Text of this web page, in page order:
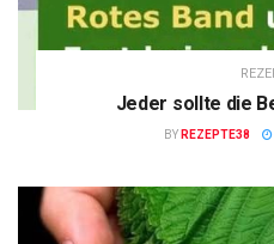
Jeder sollte die
BY REZEPTE38